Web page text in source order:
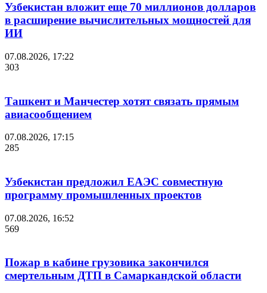
Узбекистан вложит еще 70 миллионов долларов
в расширение вычислительных мощностей для
ИИ
07.08.2026, 17:22
303
Ташкент и Манчестер хотят связать прямым
авиасообщением
07.08.2026, 17:15
285
Узбекистан предложил ЕАЭС совместную
программу промышленных проектов
07.08.2026, 16:52
569
Пожар в кабине грузовика закончился
смертельным ДТП в Самаркандской области